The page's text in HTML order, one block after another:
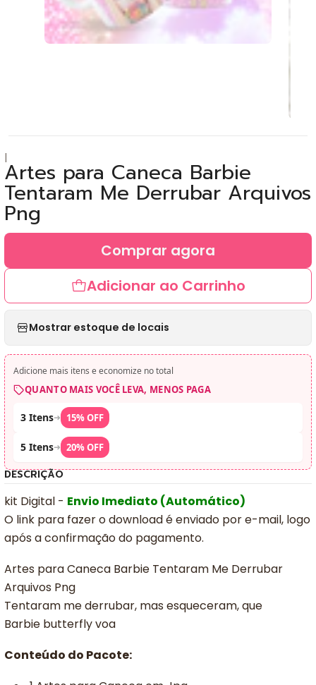
|Artes para Caneca Barbie
Tentaram Me Derrubar Arquivos
Png
Adicionar ao Carrinho
Comprar agora
Mostrar estoque de locais
Adicione mais itens e economize no total
QUANTO MAIS VOCÊ LEVA, MENOS PAGA
3 Itens➜ 15% OFF
5 Itens➜ 20% OFF
DESCRIÇÃO
kit Digital - Envio Imediato (Automático)
O link para fazer o download é enviado por e-mail, logo
após a confirmação do pagamento.
Artes para Caneca Barbie Tentaram Me Derrubar
Arquivos Png
Tentaram me derrubar, mas esqueceram, que
Barbie butterfly voa
Conteúdo do Pacote: